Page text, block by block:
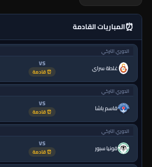
⏰المباريات القادمة
الدوري التركي
غلطة سراي VS
⏰ قادمة
الدوري التركي
قاسم باشا VS
⏰ قادمة
الدوري التركي
قونيا سبور VS
⏰ قادمة